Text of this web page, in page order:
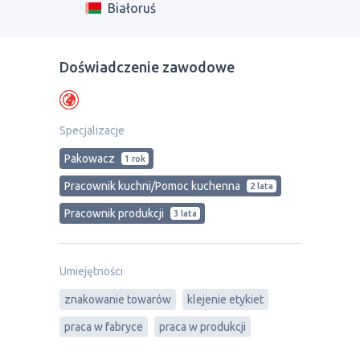
Białoruś
Doświadczenie zawodowe
Specjalizacje
Pakowacz 1 rok
Pracownik kuchni/Pomoc kuchenna 2 lata
Pracownik produkcji 3 lata
Umiejętności
znakowanie towarów klejenie etykiet
praca w fabryce praca w produkcji